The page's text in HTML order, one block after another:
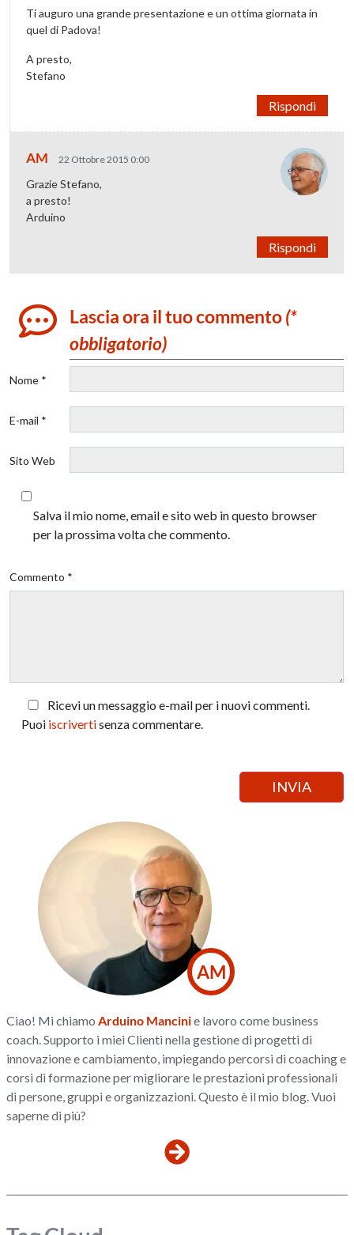
Ti auguro una grande presentazione e un ottima giornata in
quel di Padova!
A presto,
Stefano
Rispondi
AM 22 Ottobre 2015 0:00
Grazie Stefano,
a presto!
Arduino
Rispondi
Lascia ora il tuo commento(*
obbligatorio)
Nome *
E-mail *
Sito Web
Salva il mio nome, email e sito web in questo browser
per la prossima volta che commento.
Commento *
Ricevi un messaggio e-mail per i nuovi commenti.
Puoi iscrivertisenza commentare.
AM
Ciao! Mi chiamoArduino Mancinie lavoro come business
coach. Supporto i miei Clienti nella gestione di progetti di
innovazione e cambiamento, impiegando percorsi di coaching e
corsi di formazione per migliorare le prestazioni professionali
di persone, gruppi e organizzazioni. Questo è il mio blog. Vuoi
saperne di più?